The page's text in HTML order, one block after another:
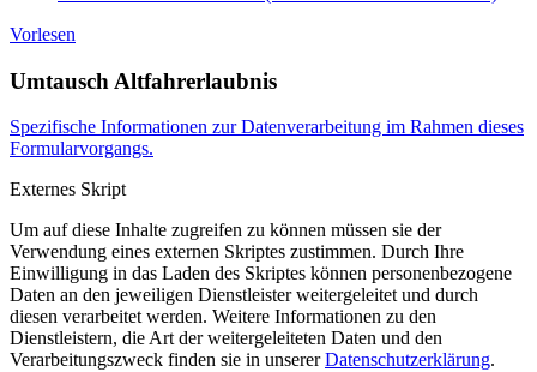
Vorlesen
Umtausch Altfahrerlaubnis
Spezifische Informationen zur Datenverarbeitung im Rahmen dieses
Formularvorgangs.
Externes Skript
Um auf diese Inhalte zugreifen zu können müssen sie der
Verwendung eines externen Skriptes zustimmen. Durch Ihre
Einwilligung in das Laden des Skriptes können personenbezogene
Daten an den jeweiligen Dienstleister weitergeleitet und durch
diesen verarbeitet werden. Weitere Informationen zu den
Dienstleistern, die Art der weitergeleiteten Daten und den
Verarbeitungszweck finden sie in unsererDatenschutzerklärung.